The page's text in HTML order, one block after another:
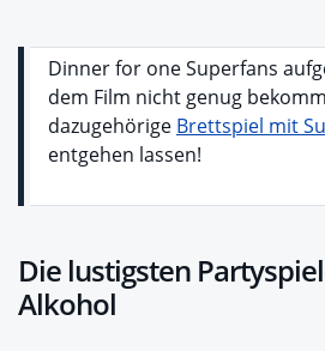
Dinner for one Superfans
dem Film nicht genug
dazugehörige Brettspiel mit
entgehen lassen!
Die lustigsten
Alkohol